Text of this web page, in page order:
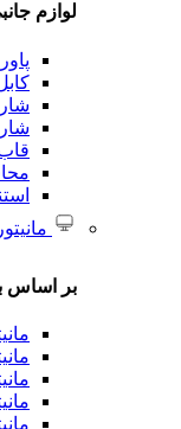
لوازم
مانیتور
بر اساس
مانیتور
مانیتور
مانیتور